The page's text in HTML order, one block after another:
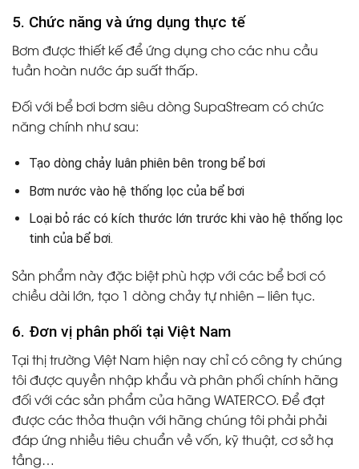
5. Chức năng và ứng dụng thực tế
Bơm được thiết kế để ứng dụng cho các nhu cầu
tuần hoàn nước áp suất thấp.
Đối với bể bơi bơm siêu dòng SupaStream có chức
năng chính như sau:
Tạo dòng chảy luân phiên bên trong bể bơi
Bơm nước vào hệ thống lọc của bể bơi
Loại bỏ rác có kích thước lớn trước khi vào hệ thống lọc
tinh của bể bơi.
Sản phẩm này đặc biệt phù hợp với các bể bơi có
chiều dài lớn, tạo 1 dòng chảy tự nhiên – liên tục.
6. Đơn vị phân phối tại Việt Nam
Tại thị trường Việt Nam hiện nay chỉ có công ty chúng
tôi được quyền nhập khẩu và phân phối chính hãng
đối với các sản phẩm của hãng WATERCO. Để đạt
được các thỏa thuận với hãng chúng tôi phải phải
đáp ứng nhiều tiêu chuẩn về vốn, kỹ thuật, cơ sở hạ
tầng…